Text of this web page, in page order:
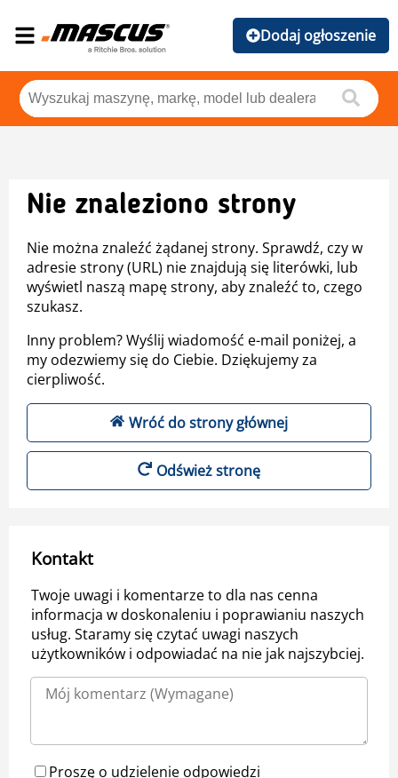
Dodaj ogłoszenie
Nie znaleziono strony
Nie można znaleźć żądanej strony. Sprawdź, czy w
adresie strony (URL) nie znajdują się literówki, lub
wyświetl naszą mapę strony, aby znaleźć to, czego
szukasz.
Inny problem? Wyślij wiadomość e-mail poniżej, a
my odezwiemy się do Ciebie. Dziękujemy za
cierpliwość.
Wróć do strony głównej
Odśwież stronę
Kontakt
Twoje uwagi i komentarze to dla nas cenna
informacja w doskonaleniu i poprawianiu naszych
usług. Staramy się czytać uwagi naszych
użytkowników i odpowiadać na nie jak najszybciej.
Proszę o udzielenie odpowiedzi